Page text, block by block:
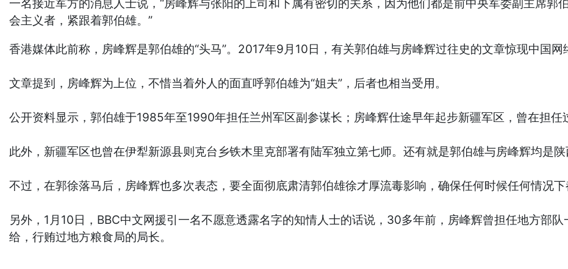
一名接近军方的消息人士说，“房峰辉与张阳的上司和下属有密切的关系，因为他们都是前中央军委副主席郭
会主义者，紧跟着郭伯雄。”
香港媒体此前称，房峰辉是郭伯雄的“头马”。2017年9月10日，有关郭伯雄与房峰辉过往史的文章惊现中国网
文章提到，房峰辉为上位，不惜当着外人的面直呼郭伯雄为“姐夫”，后者也相当受用。
公开资料显示，郭伯雄于1985年至1990年担任兰州军区副参谋长；房峰辉仕途早年起步新疆军区，曾在担任
此外，新疆军区也曾在伊犁新源县则克台乡铁木里克部署有陆军独立第七师。还有就是郭伯雄与房峰辉均是陕
不过，在郭徐落马后，房峰辉也多次表态，要全面彻底肃清郭伯雄徐才厚流毒影响，确保任何时候任何情况
另外，1月10日，BBC中文网援引一名不愿意透露名字的知情人士的话说，30多年前，房峰辉曾担任地方部
给，行贿过地方粮食局的局长。